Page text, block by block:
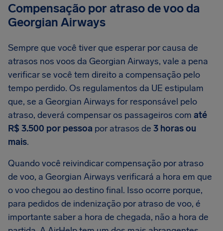
Compensação por atraso de voo da
Georgian Airways
Sempre que você tiver que esperar por causa de
atrasos nos voos da Georgian Airways, vale a pena
verificar se você tem direito a compensação pelo
tempo perdido. Os regulamentos da UE estipulam
que, se a Georgian Airways for responsável pelo
atraso, deverá compensar os passageiros com até
R$ 3.500 por pessoa por atrasos de 3 horas ou
mais.
Quando você reivindicar compensação por atraso
de voo, a Georgian Airways verificará a hora em que
o voo chegou ao destino final. Isso ocorre porque,
para pedidos de indenização por atraso de voo, é
importante saber a hora de chegada, não a hora de